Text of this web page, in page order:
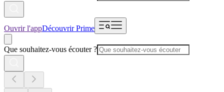
Ouvrir l'appDécouvrir Prime
Que souhaitez-vous écouter ?